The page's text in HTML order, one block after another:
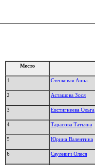
Место
1 Стенковая Анна
2 Асташова Зося
3 Евстигнеева Ольга
4 Тарасова Татьяна
5 Юрина Валентина
6 Саулевич Олеся